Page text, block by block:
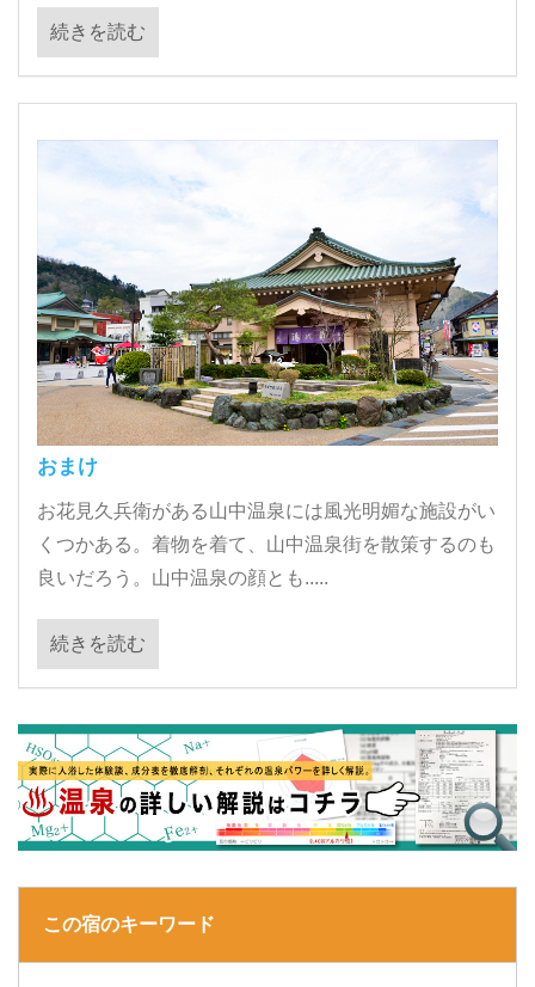
続きを読む
おまけ
お花見久兵衛がある山中温泉には風光明媚な施設がい
くつかある。着物を着て、山中温泉街を散策するのも
良いだろう。山中温泉の顔とも.....
続きを読む
この宿のキーワード